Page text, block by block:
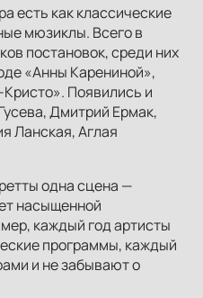
есть как классические
мюзиклы. Всего в
постановок, среди них
«Анны Карениной»,
Появились и
Дмитрий Ермак,
Ланская, Аглая
одна сцена —
насыщенной
каждый год артисты
программы, каждый
и не забывают о